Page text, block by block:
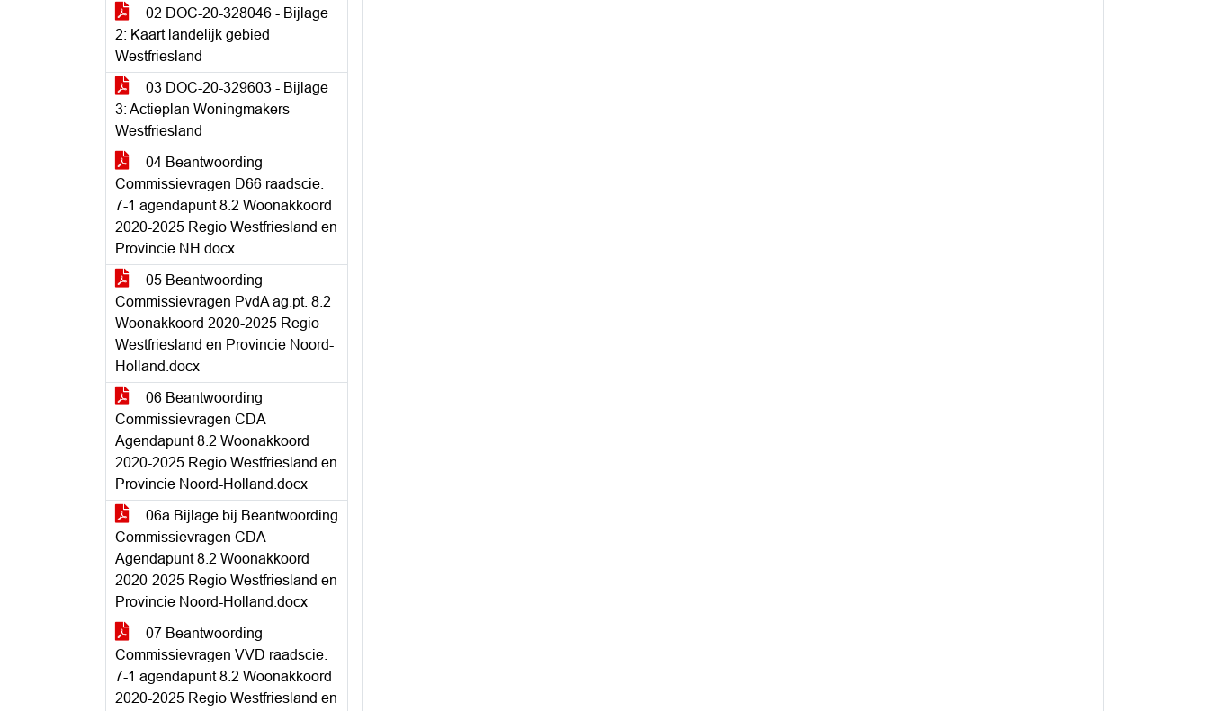
02 DOC-20-328046 - Bijlage
2: Kaart landelijk gebied
Westfriesland
03 DOC-20-329603 - Bijlage
3: Actieplan Woningmakers
Westfriesland
04 Beantwoording
Commissievragen D66 raadscie.
7-1 agendapunt 8.2 Woonakkoord
2020-2025 Regio Westfriesland en
Provincie NH.docx
05 Beantwoording
Commissievragen PvdA ag.pt. 8.2
Woonakkoord 2020-2025 Regio
Westfriesland en Provincie Noord-
Holland.docx
06 Beantwoording
Commissievragen CDA
Agendapunt 8.2 Woonakkoord
2020-2025 Regio Westfriesland en
Provincie Noord-Holland.docx
06a Bijlage bij Beantwoording
Commissievragen CDA
Agendapunt 8.2 Woonakkoord
2020-2025 Regio Westfriesland en
Provincie Noord-Holland.docx
07 Beantwoording
Commissievragen VVD raadscie.
7-1 agendapunt 8.2 Woonakkoord
2020-2025 Regio Westfriesland en